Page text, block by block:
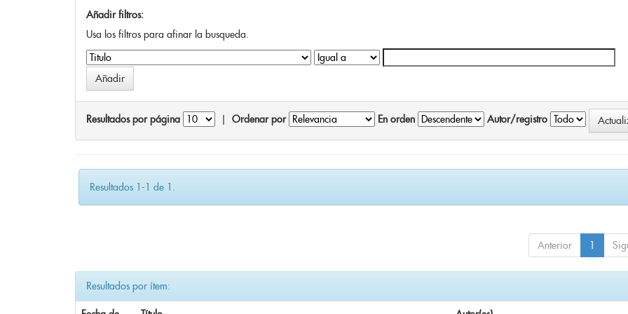
Añadir filtros:
Usa los filtros para afinar la busqueda.
Resultados por página Ordenar por En orden Autor/registro
Resultados 1-1 de 1.
Anterior 1
Resultados por ítem: